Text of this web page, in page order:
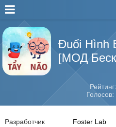
Đuổi Hình
[МОД
Разработчик Foster Lab